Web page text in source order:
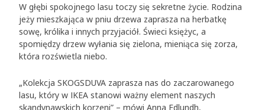
W głębi spokojnego lasu toczy się sekretne życie. Rodzina
jeży mieszkająca w pniu drzewa zaprasza na herbatkę
sowę, królika i innych przyjaciół. Świeci księżyc, a
spomiędzy drzew wyłania się zielona, mieniąca się zorza,
która rozświetla niebo.
„Kolekcja SKOGSDUVA zaprasza nas do zaczarowanego
lasu, który w IKEA stanowi ważny element naszych
skandynawskich korzeni” – mówi Anna Edlundh,